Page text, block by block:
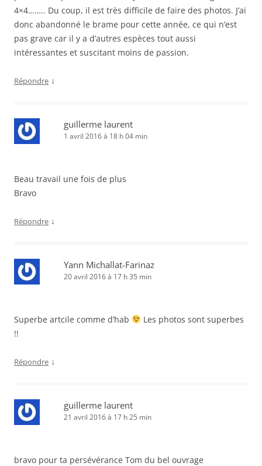
4×4…….. Du coup, il est très difficile de faire des photos. J’ai
donc abandonné le brame pour cette année, ce qui n’est
pas grave car il y a d’autres espèces tout aussi
intéressantes et suscitant moins de passion.
Répondre ↓
guillerme laurent
1 avril 2016 à 18 h 04 min
Beau travail une fois de plus
Bravo
Répondre ↓
Yann Michallat-Farinaz
20 avril 2016 à 17 h 35 min
Superbe artcile comme d’hab
Les photos sont superbes
!!
Répondre ↓
guillerme laurent
21 avril 2016 à 17 h 25 min
bravo pour ta persévérance Tom du bel ouvrage